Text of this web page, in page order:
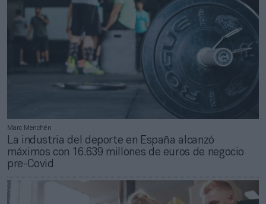
Marc Menchén
La industria del deporte en España alcanzó
máximos con 16.639 millones de euros de negocio
pre-Covid